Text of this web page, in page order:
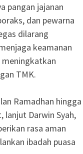
pangan jajanan
dan pewarna
dilarang
keamanan
meningkatkan
TMK.
Ramadhan hingga
lanjut Darwin Syah,
rasa aman
ibadah puasa